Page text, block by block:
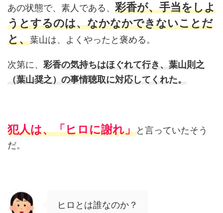
あの状態で、素人である、 彩香が、手当をしよ
うとするのは、なかなかできないことだ
と、葉山は、よくやったと褒める。
次第に、 彩香の気持ちはほぐれて行き、葉山則之
（葉山奨之）の事情聴取に対応してくれた。
犯人は、「ヒロに謝れ」と言っていたそう
だ。
ヒロとは誰なのか？